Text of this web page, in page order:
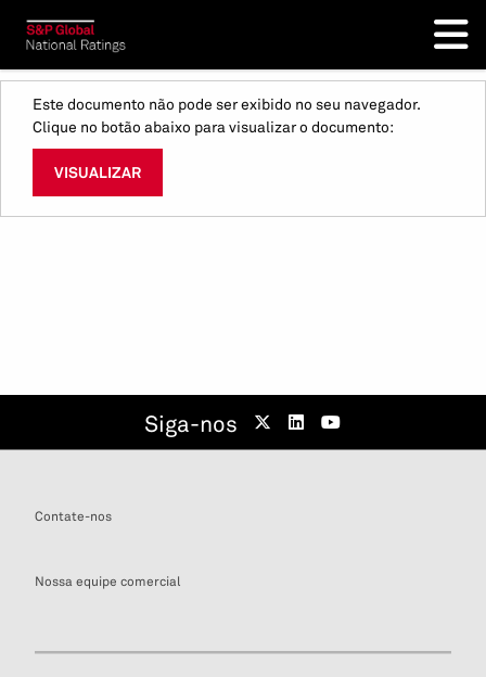
Este documento não pode ser exibido no seu navegador.
Clique no botão abaixo para visualizar o documento:
VISUALIZAR
Siga-nos
Contate-nos
Nossa equipe comercial